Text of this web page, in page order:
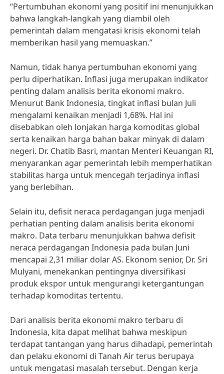
“Pertumbuhan ekonomi yang positif ini menunjukkan
bahwa langkah-langkah yang diambil oleh
pemerintah dalam mengatasi krisis ekonomi telah
memberikan hasil yang memuaskan.”
Namun, tidak hanya pertumbuhan ekonomi yang
perlu diperhatikan. Inflasi juga merupakan indikator
penting dalam analisis berita ekonomi makro.
Menurut Bank Indonesia, tingkat inflasi bulan Juli
mengalami kenaikan menjadi 1,68%. Hal ini
disebabkan oleh lonjakan harga komoditas global
serta kenaikan harga bahan bakar minyak di dalam
negeri. Dr. Chatib Basri, mantan Menteri Keuangan RI,
menyarankan agar pemerintah lebih memperhatikan
stabilitas harga untuk mencegah terjadinya inflasi
yang berlebihan.
Selain itu, defisit neraca perdagangan juga menjadi
perhatian penting dalam analisis berita ekonomi
makro. Data terbaru menunjukkan bahwa defisit
neraca perdagangan Indonesia pada bulan Juni
mencapai 2,31 miliar dolar AS. Ekonom senior, Dr. Sri
Mulyani, menekankan pentingnya diversifikasi
produk ekspor untuk mengurangi ketergantungan
terhadap komoditas tertentu.
Dari analisis berita ekonomi makro terbaru di
Indonesia, kita dapat melihat bahwa meskipun
terdapat tantangan yang harus dihadapi, pemerintah
dan pelaku ekonomi di Tanah Air terus berupaya
untuk mengatasi masalah tersebut. Dengan kerja